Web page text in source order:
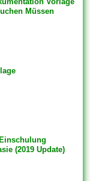
Müssen
(2019 Update)